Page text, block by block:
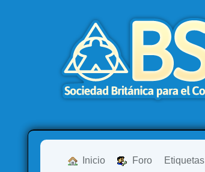
Inicio Foro Etiquetas